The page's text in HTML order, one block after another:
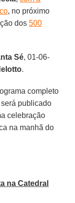
, no próximo
dos500
Sé, 01-06-
.
completo
será publicado
celebração
na manhã do
na Catedral